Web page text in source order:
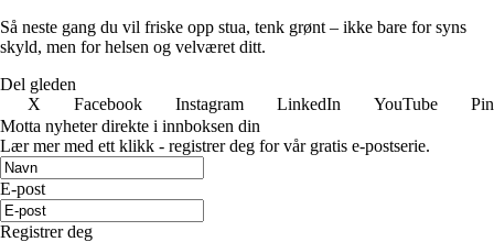
Så neste gang du vil friske opp stua, tenk grønt – ikke bare for syns
skyld, men for helsen og velværet ditt.
Del gleden
X
Facebook Instagram LinkedIn YouTube
Motta nyheter direkte i innboksen din
Lær mer med ett klikk - registrer deg for vår gratis e-postserie.
E-post
Registrer deg